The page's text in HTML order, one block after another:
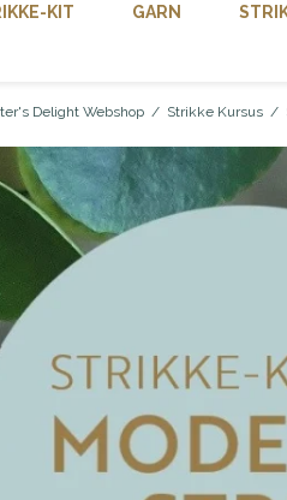
KIT GARN
Delight Webshop / Strikke Kursus /